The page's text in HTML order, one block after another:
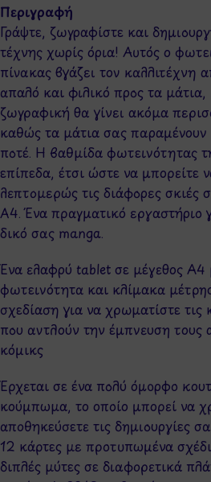
Περιγραφή
Γράψτε, ζωγραφίστε και
τέχνης χωρίς όρια! Αυτός ο
πίνακας βγάζει τον καλλιτέχνη
απαλό και φιλικό προς τα
ζωγραφική θα γίνει ακόμα
καθώς τα μάτια σας
ποτέ. Η βαθμίδα φωτεινότητας
επίπεδα, έτσι ώστε να μπορείτε
λεπτομερώς τις διάφορες σκιές
A4. Ένα πραγματικό εργαστήριο
δικό σας manga.
Ένα ελαφρύ tablet σε μέγεθος A4
φωτεινότητα και κλίμακα
σχεδίαση για να χρωματίστε τις
που αντλούν την έμπνευση τους
κόμικς
Έρχεται σε ένα πολύ όμορφο
κούμπωμα, το οποίο μπορεί να
αποθηκεύσετε τις δημιουργίες
12 κάρτες με προτυπωμένα
διπλές μύτες σε διαφορετικά